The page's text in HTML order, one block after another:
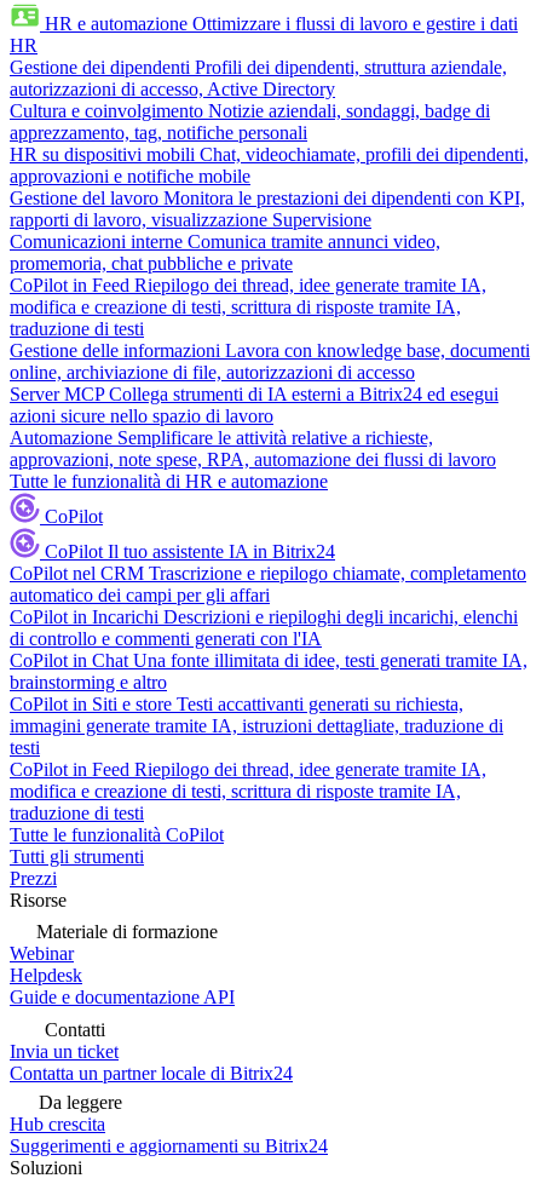
HR e automazione Ottimizzare i flussi di lavoro e gestire i dati
HR
Gestione dei dipendenti Profili dei dipendenti, struttura aziendale,
autorizzazioni di accesso, Active Directory
Cultura e coinvolgimento Notizie aziendali, sondaggi, badge di
apprezzamento, tag, notifiche personali
HR su dispositivi mobili Chat, videochiamate, profili dei dipendenti,
approvazioni e notifiche mobile
Gestione del lavoro Monitora le prestazioni dei dipendenti con KPI,
rapporti di lavoro, visualizzazione Supervisione
Comunicazioni interne Comunica tramite annunci video,
promemoria, chat pubbliche e private
CoPilot in Feed Riepilogo dei thread, idee generate tramite IA,
modifica e creazione di testi, scrittura di risposte tramite IA,
traduzione di testi
Gestione delle informazioni Lavora con knowledge base, documenti
online, archiviazione di file, autorizzazioni di accesso
Server MCP Collega strumenti di IA esterni a Bitrix24 ed esegui
azioni sicure nello spazio di lavoro
Automazione Semplificare le attività relative a richieste,
approvazioni, note spese, RPA, automazione dei flussi di lavoro
Tutte le funzionalità di HR e automazione
CoPilot
CoPilot Il tuo assistente IA in Bitrix24
CoPilot nel CRM Trascrizione e riepilogo chiamate, completamento
automatico dei campi per gli affari
CoPilot in Incarichi Descrizioni e riepiloghi degli incarichi, elenchi
di controllo e commenti generati con l'IA
CoPilot in Chat Una fonte illimitata di idee, testi generati tramite IA,
brainstorming e altro
CoPilot in Siti e store Testi accattivanti generati su richiesta,
immagini generate tramite IA, istruzioni dettagliate, traduzione di
testi
CoPilot in Feed Riepilogo dei thread, idee generate tramite IA,
modifica e creazione di testi, scrittura di risposte tramite IA,
traduzione di testi
Tutte le funzionalità CoPilot
Tutti gli strumenti
Prezzi
Risorse
Materiale di formazione
Webinar
Helpdesk
Guide e documentazione API
Contatti
Invia un ticket
Contatta un partner locale di Bitrix24
Da leggere
Hub crescita
Suggerimenti e aggiornamenti su Bitrix24
Soluzioni